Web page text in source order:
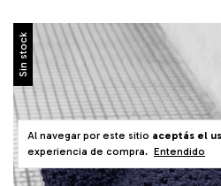
Al navegar por este sitio aceptás el
experiencia de compra. Entendido
Sin stock